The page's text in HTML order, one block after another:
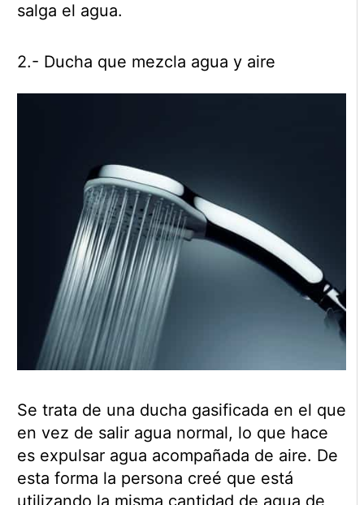
salga el agua.
2.- Ducha que mezcla agua y aire
Se trata de una ducha gasificada en el que
en vez de salir agua normal, lo que hace
es expulsar agua acompañada de aire. De
esta forma la persona creé que está
utilizando la misma cantidad de agua de